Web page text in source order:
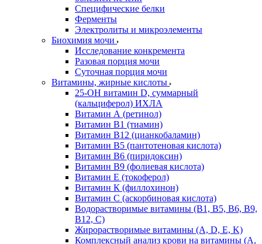
Специфические белки
Ферменты
Электролиты и микроэлементы
Биохимия мочи
Исследование конкремента
Разовая порция мочи
Суточная порция мочи
Витамины, жирные кислоты
25-OH витамин D, суммарный
(кальциферол) ИХЛА
Витамин А (ретинол)
Витамин В1 (тиамин)
Витамин В12 (цианкобаламин)
Витамин В5 (пантотеновая кислота)
Витамин В6 (пиридоксин)
Витамин В9 (фолиевая кислота)
Витамин Е (токоферол)
Витамин К (филлохинон)
Витамин С (аскорбиновая кислота)
Водорастворимые витамины (B1, B5, B6, В9,
В12, С)
Жирорастворимые витамины (A, D, E, K)
Комплексный анализ крови на витамины (A,